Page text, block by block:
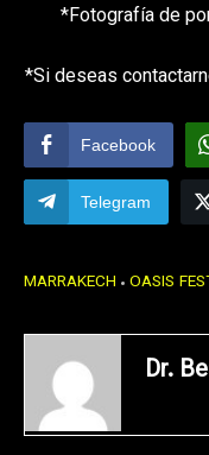
*Fotografía de
*Si deseas
Facebook
Telegram
MARRAKECH OASIS
Dr.